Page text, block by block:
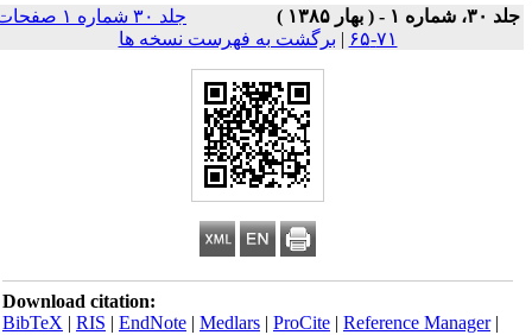
شماره ۱ - ( بهار ۱۳۸۵ )
جلد ۳۰ شماره ۱ صفحات
۷۱-۶۵
| برگشت به فهرست نسخه ها
Download citation:
BibTeX|RIS|EndNote|Medlars|ProCite|Reference Manager